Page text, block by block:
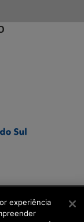
experiência